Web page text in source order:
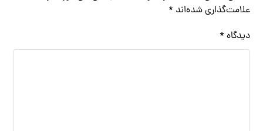
علامت‌گذاری شده‌اند *
دیدگاه *